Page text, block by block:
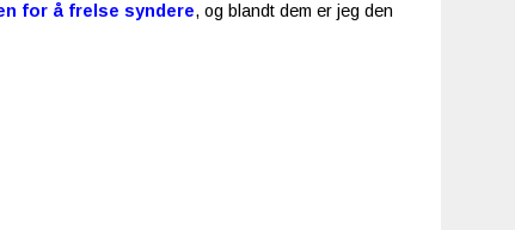
for å frelse syndere, og blandt dem er jeg den